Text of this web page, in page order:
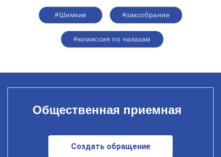
#Шимкив #заксобрание
#комиссия по наказам
Общественная приемная
Создать обращение